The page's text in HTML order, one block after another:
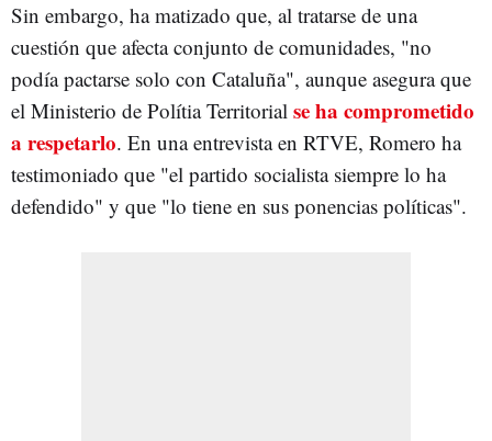
Sin embargo, ha matizado que, al tratarse de una
cuestión que afecta conjunto de comunidades, "no
podía pactarse solo con Cataluña", aunque asegura que
el Ministerio de Polítia Territorial se ha comprometido
a respetarlo. En una entrevista en RTVE, Romero ha
testimoniado que "el partido socialista siempre lo ha
defendido" y que "lo tiene en sus ponencias políticas".